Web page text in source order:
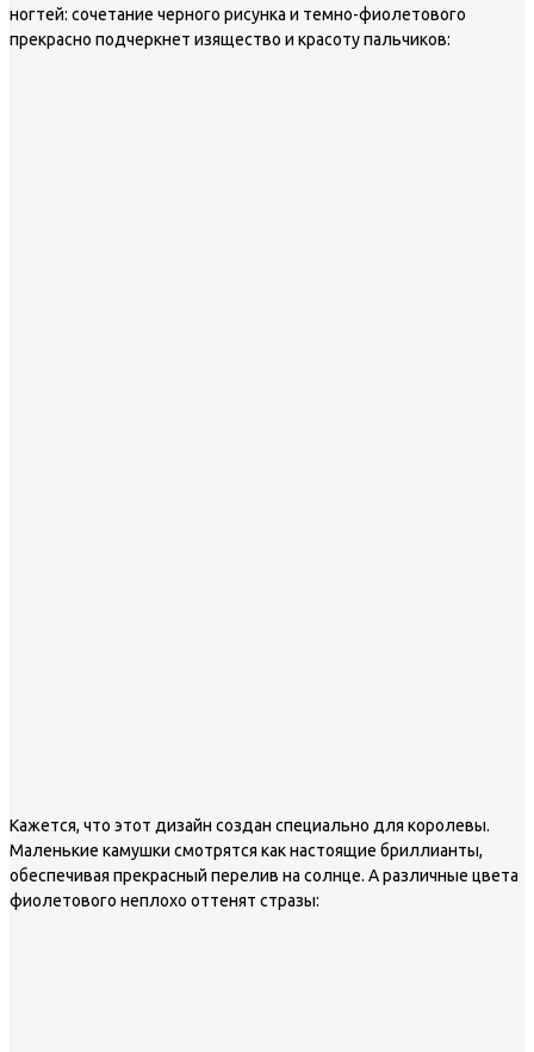
ногтей: сочетание черного рисунка и темно-фиолетового
прекрасно подчеркнет изящество и красоту пальчиков:
Кажется, что этот дизайн создан специально для королевы.
Маленькие камушки смотрятся как настоящие бриллианты,
обеспечивая прекрасный перелив на солнце. А различные цвета
фиолетового неплохо оттенят стразы: